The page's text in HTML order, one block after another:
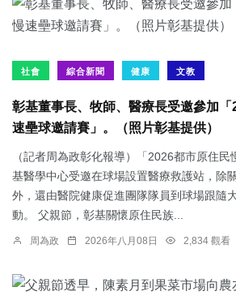
社會 綜合新聞 健康 文教
彰基董事長、牧師、醫療長受邀參加
速壘球邀請賽」。（照片彰基提供）
（記者周為政彰化報導）「2026都市原住
基醫學中心受邀在球場設置醫療救護站，除
外，還由醫院健康促進團隊隊員到球場跟隨
動。 父親節，彰基關懷原住民族...
周為政 2026年八月08日 2,834 觀看